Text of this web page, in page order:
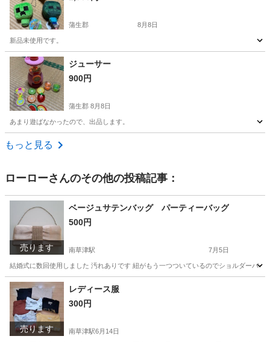
蒲生郡 8月8日
新品未使用です。
滋賀 蒲生郡 おもちゃ
ジューサー
900円
蒲生郡 8月8日
あまり遊ばなかったので、出品します。
滋賀 蒲生郡
もっと見る
ローローさんのその他の投稿記事：
売ります
ベージュサテンバッグ パーティーバッグ
500円
南草津駅 7月5日
結婚式に数回使用しました 汚れありです 紐がもう一つついているのでショルダーバ
滋賀 草津市 南草津駅 バッグ
売ります
レディース服
300円
南草津駅6月14日